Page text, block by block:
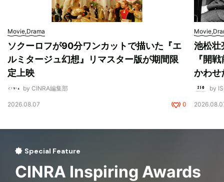
Movie,Drama
ソクーロフが90分ワンカットで描いた『エ
ルミタージュ幻想』リマスター版が期間限
定上映
by CINRA編集部
2026.08.07 0
池松壮
『開
かわせ
by
Special Feature
CINRA Inspiring Awards